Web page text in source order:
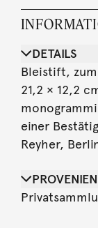
DETAILS
Bleistift,
21,2 × 12,2
einer
Reyher,